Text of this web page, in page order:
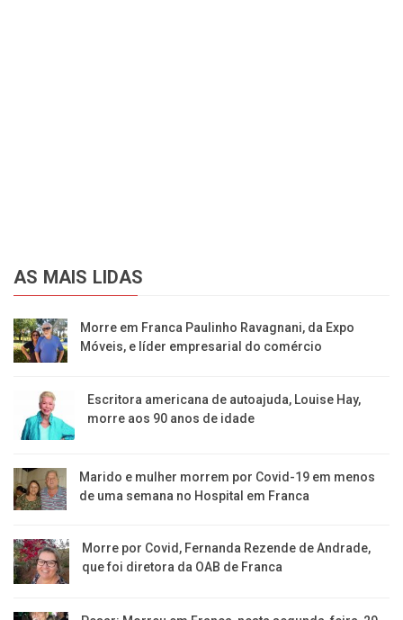
AS MAIS LIDAS
Morre em Franca Paulinho Ravagnani, da Expo
Móveis, e líder empresarial do comércio
Escritora americana de autoajuda, Louise Hay,
morre aos 90 anos de idade
Marido e mulher morrem por Covid-19 em menos
de uma semana no Hospital em Franca
Morre por Covid, Fernanda Rezende de Andrade,
que foi diretora da OAB de Franca